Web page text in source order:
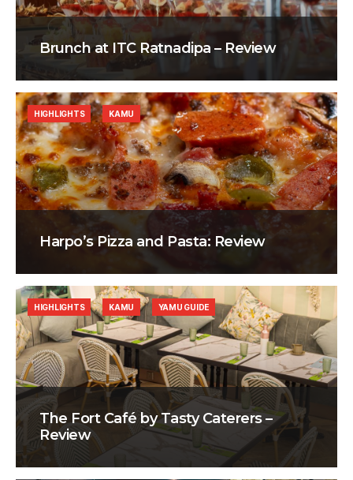
Brunch at ITC Ratnadipa – Review
Harpo’s Pizza and Pasta: Review
HIGHLIGHTS KAMU
The Fort Café by Tasty Caterers –
Review
HIGHLIGHTS KAMU YAMU GUIDE